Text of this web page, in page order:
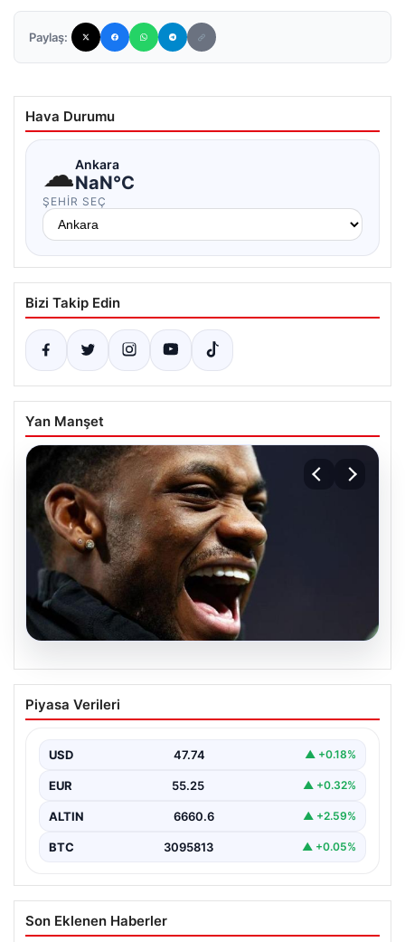
Paylaş:
Hava Durumu
☁Ankara
NaN°C
ŞEHIR SEÇ
Bizi Takip Edin
Yan Manşet
İşte Jhon Duran’ın Benfica formasıyla
ilk golü
Piyasa Verileri
USD 47.74 ▲ +0.18%
EUR 55.25 ▲ +0.32%
ALTIN 6660.6 ▲ +2.59%
BTC 3095813 ▲ +0.05%
Son Eklenen Haberler